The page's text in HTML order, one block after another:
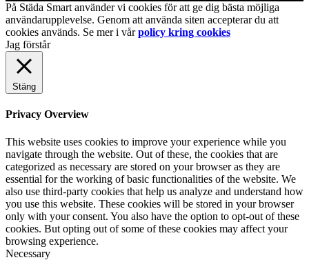
På Städa Smart använder vi cookies för att ge dig bästa möjliga
användarupplevelse. Genom att använda siten accepterar du att
cookies används. Se mer i vår policy kring cookies
Jag förstår
Stäng
Privacy Overview
This website uses cookies to improve your experience while you
navigate through the website. Out of these, the cookies that are
categorized as necessary are stored on your browser as they are
essential for the working of basic functionalities of the website. We
also use third-party cookies that help us analyze and understand how
you use this website. These cookies will be stored in your browser
only with your consent. You also have the option to opt-out of these
cookies. But opting out of some of these cookies may affect your
browsing experience.
Necessary